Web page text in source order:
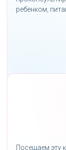
ребенком,
Посещаем эту